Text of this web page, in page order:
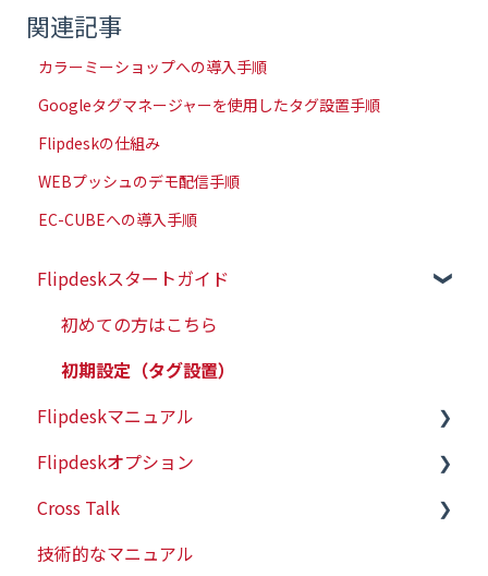
関連記事
カラーミーショップへの導入手順
Googleタグマネージャーを使用したタグ設置手順
Flipdeskの仕組み
WEBプッシュのデモ配信手順
EC-CUBEへの導入手順
Flipdeskスタートガイド
初めての方はこちら
初期設定（タグ設置）
Flipdeskマニュアル
シナリオ
配信ターゲットの設定
各種タグの仕様
Flipdeskオプション
有人チャット
WEBプッシュ
Cross Talk
スタートガイド
技術的なマニュアル